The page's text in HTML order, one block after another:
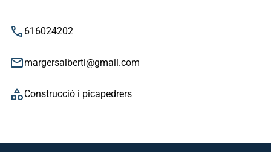
phone 616024202
emailmargersalberti@gmail.com
categoryConstrucció i picapedrers